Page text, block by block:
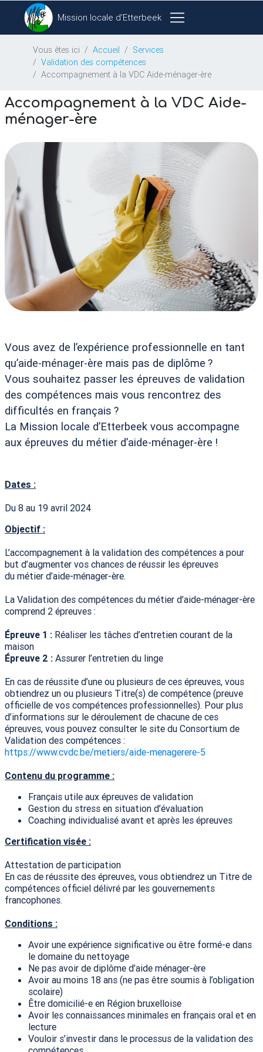
Mission locale d’Etterbeek
Vous êtes ici Accueil
Services
Validation des compétences
Accompagnement à la VDC Aide-ménager-ère
Accompagnement à la VDC Aide-
ménager-ère
Vous avez de l’expérience professionnelle en tant
qu’aide-ménager-ère mais pas de diplôme ?
Vous souhaitez passer les épreuves de validation
des compétences mais vous rencontrez des
difficultés en français ?
La Mission locale d’Etterbeek vous accompagne
aux épreuves du métier d’aide-ménager-ère !
Dates :
Du 8 au 19 avril 2024
Objectif :
L’accompagnement à la validation des compétences a pour
but d’augmenter vos chances de réussir les épreuves
du métier d’aide-ménager-ère.
La Validation des compétences du métier d’aide-ménager-ère
comprend 2 épreuves :
Épreuve 1 : Réaliser les tâches d’entretien courant de la
maison
Épreuve 2 : Assurer l’entretien du linge
En cas de réussite d’une ou plusieurs de ces épreuves, vous
obtiendrez un ou plusieurs Titre(s) de compétence (preuve
officielle de vos compétences professionnelles). Pour plus
d’informations sur le déroulement de chacune de ces
épreuves, vous pouvez consulter le site du Consortium de
Validation des compétences :
https://www.cvdc.be/metiers/aide-menagerere-5
Contenu du programme :
Français utile aux épreuves de validation
Gestion du stress en situation d’évaluation
Coaching individualisé avant et après les épreuves
Certification visée :
Attestation de participation
En cas de réussite des épreuves, vous obtiendrez un Titre de
compétences officiel délivré par les gouvernements
francophones.
Conditions :
Avoir une expérience significative ou être formé-e dans
le domaine du nettoyage
Ne pas avoir de diplôme d’aide ménager-ère
Avoir au moins 18 ans (ne pas être soumis à l’obligation
scolaire)
Être domicilié-e en Région bruxelloise
Avoir les connaissances minimales en français oral et en
lecture
Vouloir s’investir dans le processus de la validation des